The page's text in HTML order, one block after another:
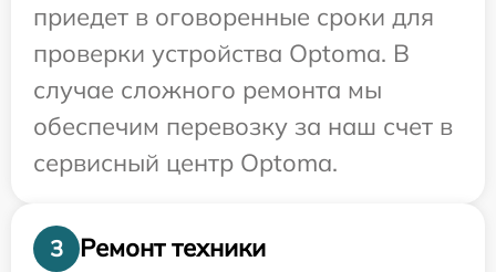
приедет в оговоренные сроки для
проверки устройства Optoma. В
случае сложного ремонта мы
обеспечим перевозку за наш счет в
сервисный центр Optoma.
3
Ремонт техники